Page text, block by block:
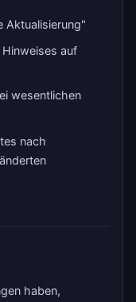
Aktualisierung"
auf
wesentlichen
nach
haben,